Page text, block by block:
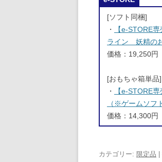
[ソフト同梱]
・
【e-STORE
ライン 妖精の
価格：19,250円
[おもちゃ箱単品]
・
【e-STORE
（※ゲームソフ
価格：14,300円
カテゴリー: 限定品